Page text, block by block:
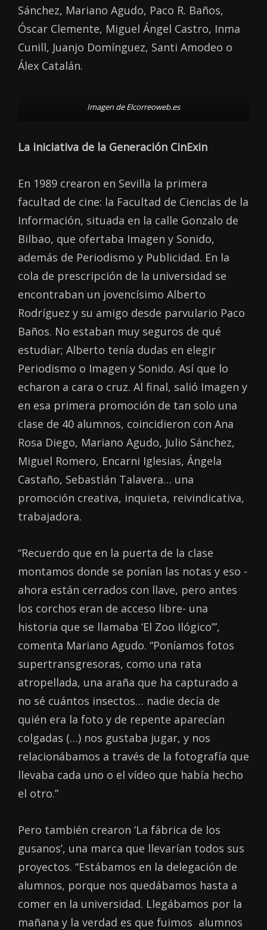
Sánchez, Mariano Agudo, Paco R. Baños,
Óscar Clemente, Miguel Ángel Castro, Inma
Cunill, Juanjo Domínguez, Santi Amodeo o
Álex Catalán.
Imagen de Elcorreoweb.es
La iniciativa de la Generación CinExin
En 1989 crearon en Sevilla la primera
facultad de cine: la Facultad de Ciencias de la
Información, situada en la calle Gonzalo de
Bilbao, que ofertaba Imagen y Sonido,
además de Periodismo y Publicidad. En la
cola de prescripción de la universidad se
encontraban un jovencísimo Alberto
Rodríguez y su amigo desde parvulario Paco
Baños. No estaban muy seguros de qué
estudiar; Alberto tenía dudas en elegir
Periodismo o Imagen y Sonido. Así que lo
echaron a cara o cruz. Al final, salió Imagen y
en esa primera promoción de tan solo una
clase de 40 alumnos, coincidieron con Ana
Rosa Diego, Mariano Agudo, Julio Sánchez,
Miguel Romero, Encarni Iglesias, Ángela
Castaño, Sebastián Talavera… una
promoción creativa, inquieta, reivindicativa,
trabajadora.
“Recuerdo que en la puerta de la clase
montamos donde se ponían las notas y eso -
ahora están cerrados con llave, pero antes
los corchos eran de acceso libre- una
historia que se llamaba ‘El Zoo Ilógico’”,
comenta Mariano Agudo. “Poníamos fotos
supertransgresoras, como una rata
atropellada, una araña que ha capturado a
no sé cuántos insectos… nadie decía de
quién era la foto y de repente aparecían
colgadas (…) nos gustaba jugar, y nos
relacionábamos a través de la fotografía que
llevaba cada uno o el vídeo que había hecho
el otro.”
Pero también crearon ‘La fábrica de los
gusanos’, una marca que llevarían todos sus
proyectos. “Estábamos en la delegación de
alumnos, porque nos quedábamos hasta a
comer en la universidad. Llegábamos por la
mañana y la verdad es que fuimos alumnos